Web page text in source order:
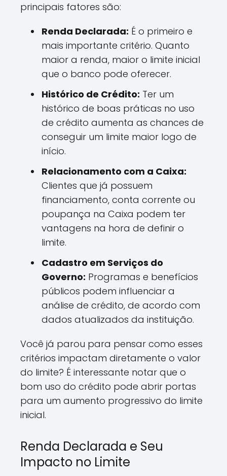
principais fatores são:
Renda Declarada: É o primeiro e
mais importante critério. Quanto
maior a renda, maior o limite inicial
que o banco pode oferecer.
Histórico de Crédito: Ter um
histórico de boas práticas no uso
de crédito aumenta as chances de
conseguir um limite maior logo de
início.
Relacionamento com a Caixa:
Clientes que já possuem
financiamento, conta corrente ou
poupança na Caixa podem ter
vantagens na hora de definir o
limite.
Cadastro em Serviços do
Governo: Programas e benefícios
públicos podem influenciar a
análise de crédito, de acordo com
dados atualizados da instituição.
Você já parou para pensar como esses
critérios impactam diretamente o valor
do limite? É interessante notar que o
bom uso do crédito pode abrir portas
para um aumento progressivo do limite
inicial.
Renda Declarada e Seu
Impacto no Limite